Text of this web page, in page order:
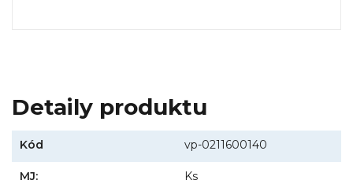
Detaily produktu
Kód vp-0211600140
MJ: Ks